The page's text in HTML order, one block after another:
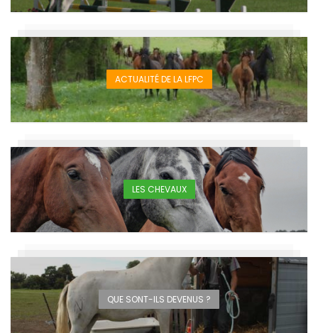
ACTUALITÉ DE LA LFPC
LES CHEVAUX
QUE SONT-ILS DEVENUS ?